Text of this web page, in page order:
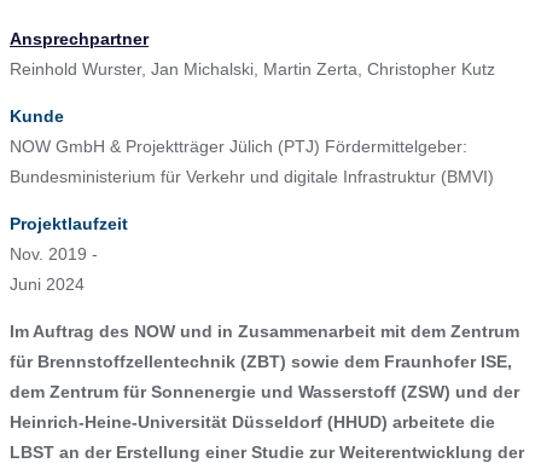
Ansprechpartner
Reinhold Wurster, Jan Michalski, Martin Zerta, Christopher Kutz
Kunde
NOW GmbH & Projektträger Jülich (PTJ) Fördermittelgeber:
Bundesministerium für Verkehr und digitale Infrastruktur (BMVI)
Projektlaufzeit
Nov. 2019 -
Juni 2024
Im Auftrag des NOW und in Zusammenarbeit mit dem Zentrum
für Brennstoffzellentechnik (ZBT) sowie dem Fraunhofer ISE,
dem Zentrum für Sonnenergie und Wasserstoff (ZSW) und der
Heinrich-Heine-Universität Düsseldorf (HHUD) arbeitete die
LBST an der Erstellung einer Studie zur Weiterentwicklung der